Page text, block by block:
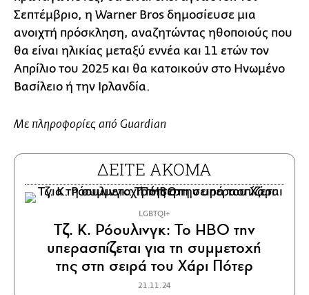
Σεπτέμβριο, η Warner Bros δημοσίευσε μια
ανοιχτή πρόσκληση, αναζητώντας ηθοποιούς που
θα είναι ηλικίας μεταξύ εννέα και 11 ετών τον
Απρίλιο του 2025 και θα κατοικούν στο Ηνωμένο
Βασίλειο ή την Ιρλανδία.
Με πληροφορίες από Guardian
ΔΕΙΤΕ ΑΚΟΜΑ
LGBTQI+
Τζ. Κ. Ρόουλινγκ: Το HBO την
υπερασπίζεται για τη συμμετοχή
της στη σειρά του Χάρι Πότερ
21.11.24